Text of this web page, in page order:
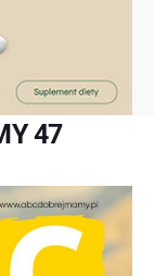
47